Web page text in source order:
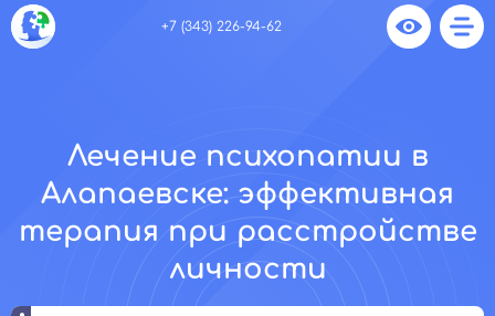
+7 (343) 226-94-62
Лечение психопатии в
Алапаевске: эффективная
терапия при расстройстве
личности